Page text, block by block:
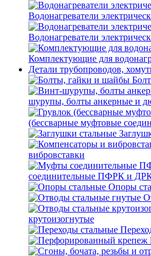
Водонагреватели
Водонагреватели
Комплектующие для
Детали трубопроводов,
шурупы, болты анкерные и
(бессварные муфтовые
вибровставки
соединительные ПФРК и
Опоры
крутоизогнутые